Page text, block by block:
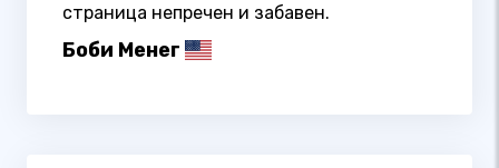
страница непречен и забавен.
Боби Менег